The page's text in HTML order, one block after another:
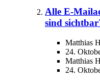
Alle E-
sind
Matthias
24.
Matthias
24.